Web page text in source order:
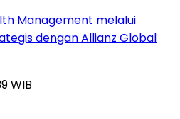
Management melalui
dengan Allianz Global
WIB